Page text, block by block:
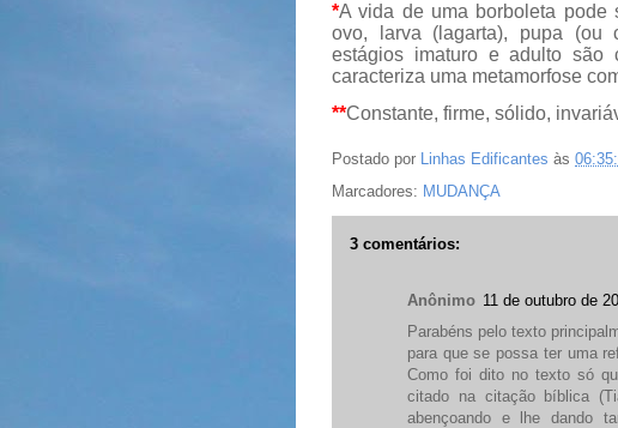
*A vida de uma borboleta pode
ovo, larva (lagarta), pupa (ou
estágios imaturo e adulto são
caracteriza uma metamorfose
**Constante, firme, sólido,
Postado por Linhas Edificantes às
Marcadores: MUDANÇA
3 comentários:
Anônimo 11 de outubro de
Parabéns pelo texto
para que se possa ter uma
Como foi dito no texto só
citado na citação bíblica
abençoando e lhe dando